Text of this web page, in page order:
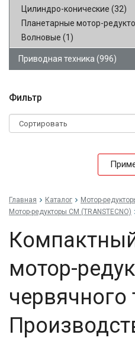
Цилиндро-конические (32)
Планетарные мотор-
Волновые (1)
Приводная техника (996)
Фильтр
Главная Каталог Мотор-
Мотор-редукторы CM (TRANSTECNO)
мотор-
червячного